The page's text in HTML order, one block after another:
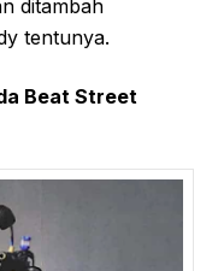
ditambah
tentunya.
Beat Street